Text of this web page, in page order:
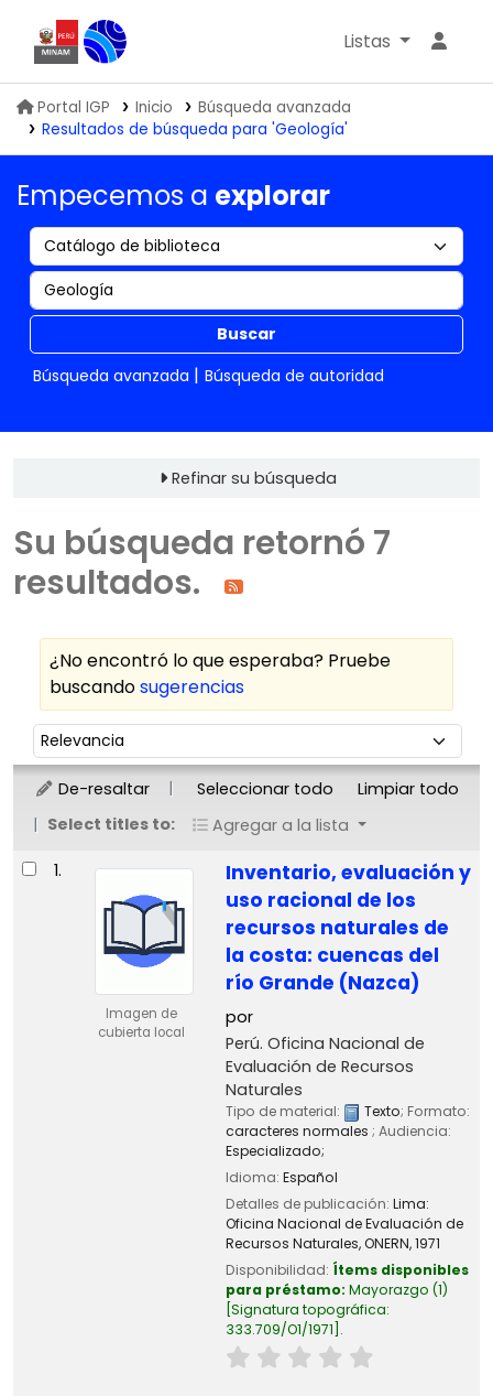
Biblioteca IGP
Listas
Portal IGP Inicio
Búsqueda avanzada
Resultados de búsqueda para 'Geología'
Empecemos a explorar
Buscar
Búsqueda avanzada
Búsqueda de autoridad
Refinar su búsqueda
Su búsqueda retornó 7
resultados.
¿No encontró lo que esperaba? Pruebe
buscandosugerencias
Ordenar
Ordenar por:
De-resaltar Seleccionar todo
Limpiar todo
Select titles to:
Agregar a la lista
Resultados
1.
Imagen de
cubierta local
Inventario, evaluación y
uso racional de los
recursos naturales de
la costa: cuencas del
río Grande (Nazca)
por
Perú. Oficina Nacional de
Evaluación de Recursos
Naturales
Tipo de material: Texto; Formato:
caracteres normales ; Audiencia:
Especializado;
Idioma: Español
Detalles de publicación: Lima:
Oficina Nacional de Evaluación de
Recursos Naturales, ONERN,1971
Disponibilidad: Ítems disponibles
para préstamo: Mayorazgo (1)
Signatura topográfica:
333.709/O1/1971 .